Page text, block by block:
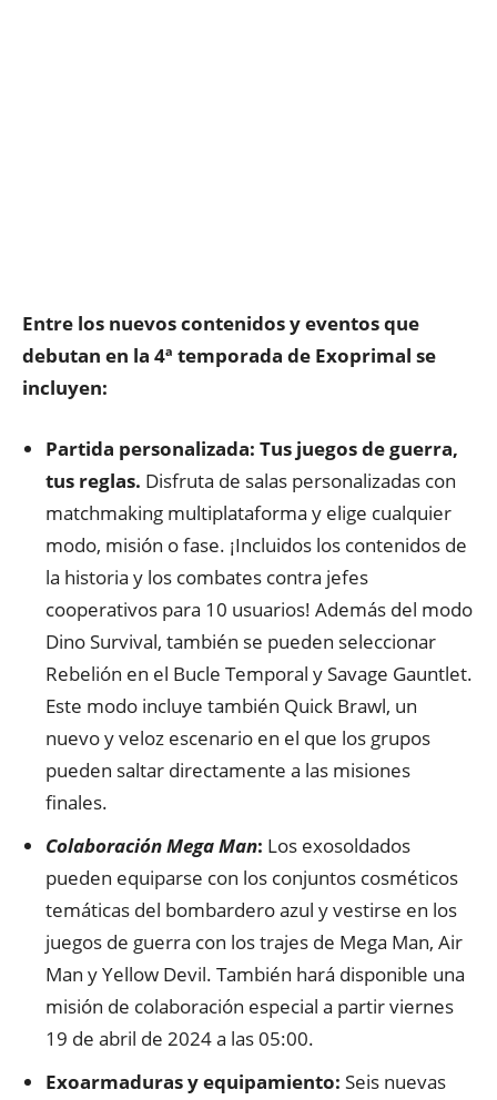
Entre los nuevos contenidos y eventos que
debutan en la 4ª temporada de Exoprimal se
incluyen:
Partida personalizada: Tus juegos de guerra,
tus reglas. Disfruta de salas personalizadas con
matchmaking multiplataforma y elige cualquier
modo, misión o fase. ¡Incluidos los contenidos de
la historia y los combates contra jefes
cooperativos para 10 usuarios! Además del modo
Dino Survival, también se pueden seleccionar
Rebelión en el Bucle Temporal y Savage Gauntlet.
Este modo incluye también Quick Brawl, un
nuevo y veloz escenario en el que los grupos
pueden saltar directamente a las misiones
finales.
Colaboración Mega Man: Los exosoldados
pueden equiparse con los conjuntos cosméticos
temáticas del bombardero azul y vestirse en los
juegos de guerra con los trajes de Mega Man, Air
Man y Yellow Devil. También hará disponible una
misión de colaboración especial a partir viernes
19 de abril de 2024 a las 05:00.
Exoarmaduras y equipamiento: Seis nuevas